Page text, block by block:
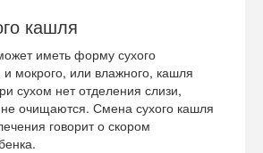
кашля
иметь форму сухого
и мокрого, или влажного, кашля
сухом нет отделения слизи,
очищаются. Смена сухого кашля
говорит о скором